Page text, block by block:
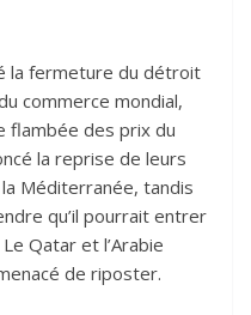
la fermeture du détroit
commerce mondial,
flambée des prix du
la reprise de leurs
Méditerranée, tandis
qu’il pourrait entrer
Qatar et l’Arabie
de riposter.